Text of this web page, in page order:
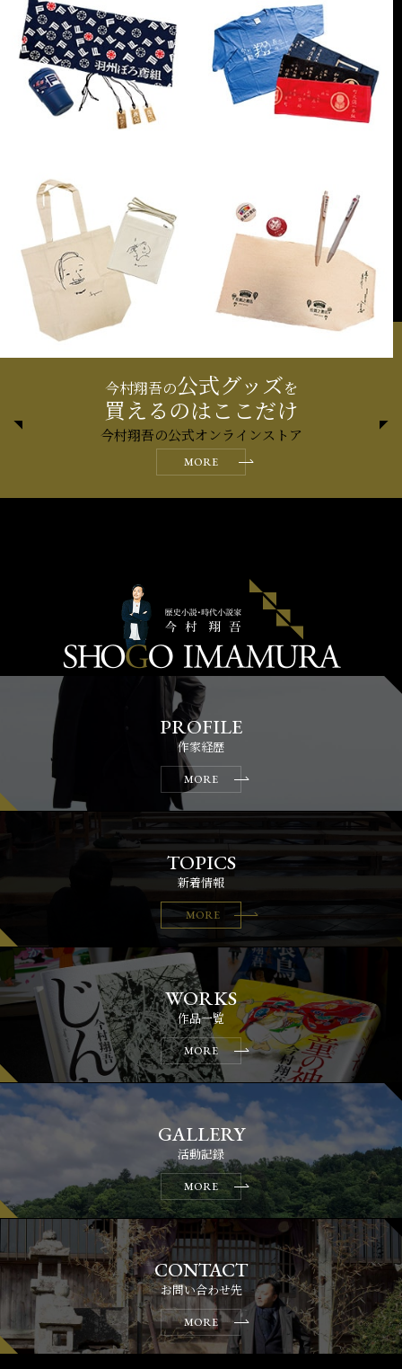
今村翔吾の公式グッズを
買えるのはここだけ
今村翔吾の公式オンラインストア
MORE
作家経歴
MORE
新着情報
MORE
作品一覧
MORE
活動記録
MORE
お問い合わせ先
MORE